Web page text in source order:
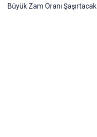
Büyük Zam Oranı Şaşırtacak